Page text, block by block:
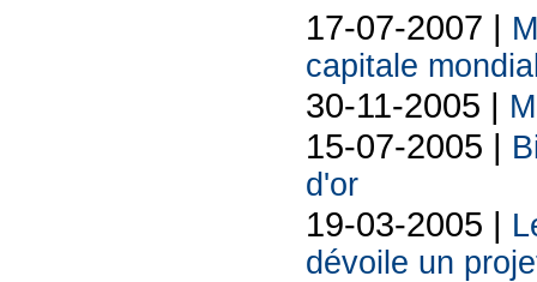
17-07-2007 |
capitale
30-11-2005 |
15-07-2005 |
d'or
19-03-2005 |
dévoile un